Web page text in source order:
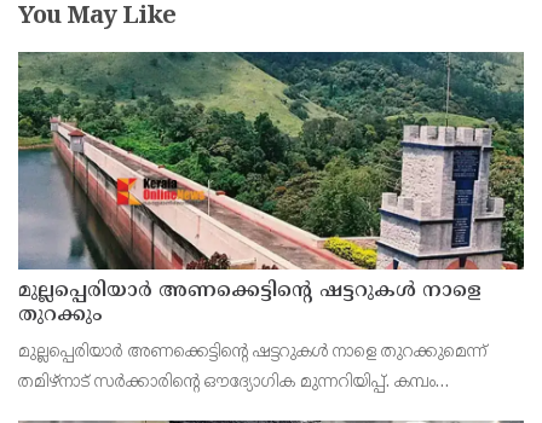
You May Like
മുല്ലപ്പെരിയാർ അണക്കെട്ടിന്റെ ഷട്ടറുകൾ നാളെ
തുറക്കും
മുല്ലപ്പെരിയാർ അണക്കെട്ടിന്റെ ഷട്ടറുകൾ നാളെ തുറക്കുമെന്ന്
തമിഴ്‌നാട് സർക്കാരിന്റെ ഔദ്യോഗിക മുന്നറിയിപ്പ്. കമ്പം